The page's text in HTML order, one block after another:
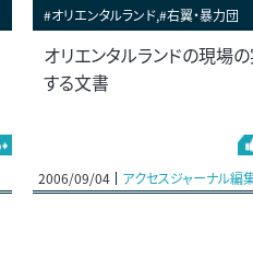
#オリエンタルランド,#右翼・暴力団
オリエンタルランドの現場
する文書
2006/09/04
アクセスジャーナル編